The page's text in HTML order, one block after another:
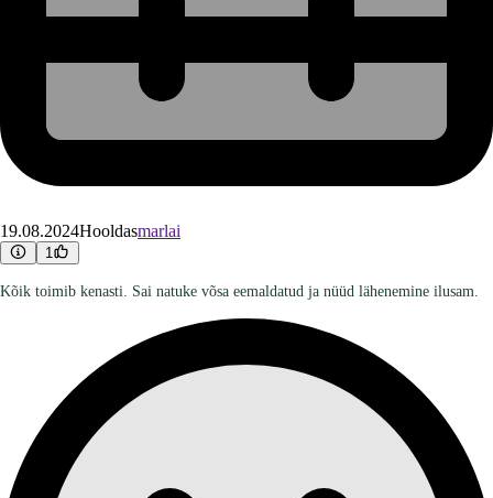
19.08.2024Hooldasmarlai
1
Kõik toimib kenasti. Sai natuke võsa eemaldatud ja nüüd lähenemine ilusam.